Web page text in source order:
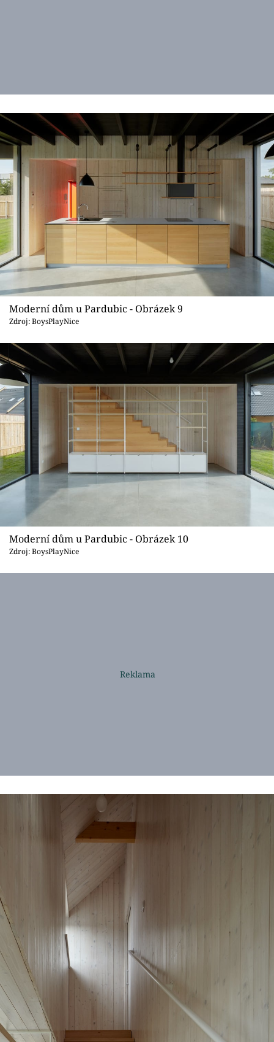
Moderní dům u Pardubic - Obrázek 9
Zdroj: BoysPlayNice
Moderní dům u Pardubic - Obrázek 10
Zdroj: BoysPlayNice